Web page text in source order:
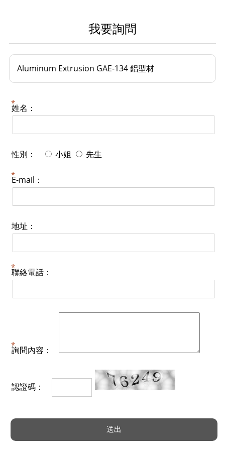
我要詢問
Aluminum Extrusion GAE-134 鋁型材
姓名：
性別： 小姐 先生
E-mail：
地址：
聯絡電話：
詢問內容：
認證碼：